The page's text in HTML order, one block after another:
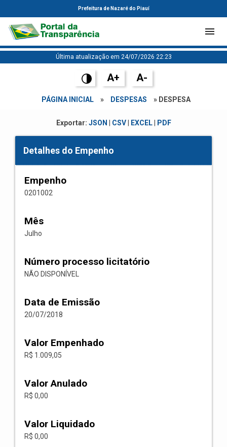
Prefeitura de Nazaré do Piauí
Última atualização em 24/07/2026 22:23
A+ A-
PÁGINA INICIAL » DESPESAS » DESPESA
Exportar: JSON CSV| EXCEL| PDF
Detalhes do Empenho
Empenho
0201002
Mês
Julho
Número processo licitatório
NÃO DISPONÍVEL
Data de Emissão
20/07/2018
Valor Empenhado
R$ 1.009,05
Valor Anulado
R$ 0,00
Valor Liquidado
R$ 0,00